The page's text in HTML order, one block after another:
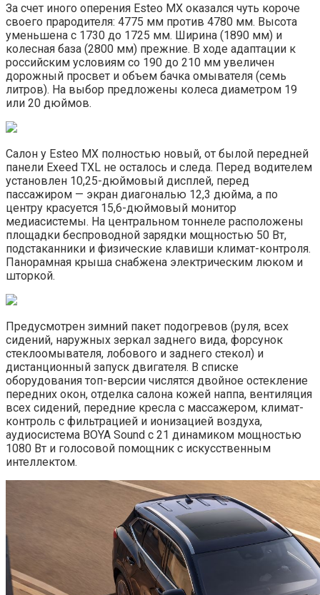
За счет иного оперения Esteo MX оказался чуть короче
своего прародителя: 4775 мм против 4780 мм. Высота
уменьшена с 1730 до 1725 мм. Ширина (1890 мм) и
колесная база (2800 мм) прежние. В ходе адаптации к
российским условиям со 190 до 210 мм увеличен
дорожный просвет и объем бачка омывателя (семь
литров). На выбор предложены колеса диаметром 19
или 20 дюймов.
Салон у Esteo MX полностью новый, от былой передней
панели Exeed TXL не осталось и следа. Перед водителем
установлен 10,25-дюймовый дисплей, перед
пассажиром — экран диагональю 12,3 дюйма, а по
центру красуется 15,6-дюймовый монитор
медиасистемы. На центральном тоннеле расположены
площадки беспроводной зарядки мощностью 50 Вт,
подстаканники и физические клавиши климат-контроля.
Панорамная крыша снабжена электрическим люком и
шторкой.
Предусмотрен зимний пакет подогревов (руля, всех
сидений, наружных зеркал заднего вида, форсунок
стеклоомывателя, лобового и заднего стекол) и
дистанционный запуск двигателя. В списке
оборудования топ-версии числятся двойное остекление
передних окон, отделка салона кожей наппа, вентиляция
всех сидений, передние кресла с массажером, климат-
контроль с фильтрацией и ионизацией воздуха,
аудиосистема BOYA Sound с 21 динамиком мощностью
1080 Вт и голосовой помощник с искусственным
интеллектом.